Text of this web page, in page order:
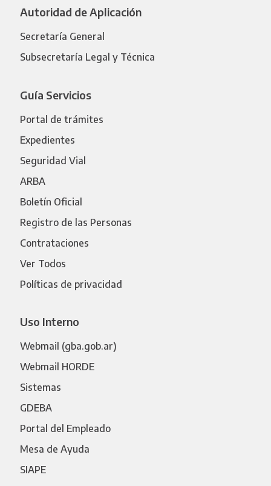
Autoridad de Aplicación
Secretaría General
Subsecretaría Legal y Técnica
Guía Servicios
Portal de trámites
Expedientes
Seguridad Vial
ARBA
Boletín Oficial
Registro de las Personas
Contrataciones
Ver Todos
Políticas de privacidad
Uso Interno
Webmail (gba.gob.ar)
Webmail HORDE
Sistemas
GDEBA
Portal del Empleado
Mesa de Ayuda
SIAPE